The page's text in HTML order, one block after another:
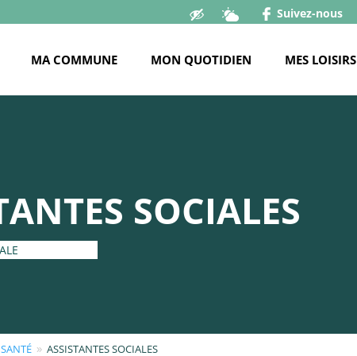
Suivez-nous
MA COMMUNE MON QUOTIDIEN MES LOISIRS
SOCIALES
9 ASSISTANTES SOCIALES